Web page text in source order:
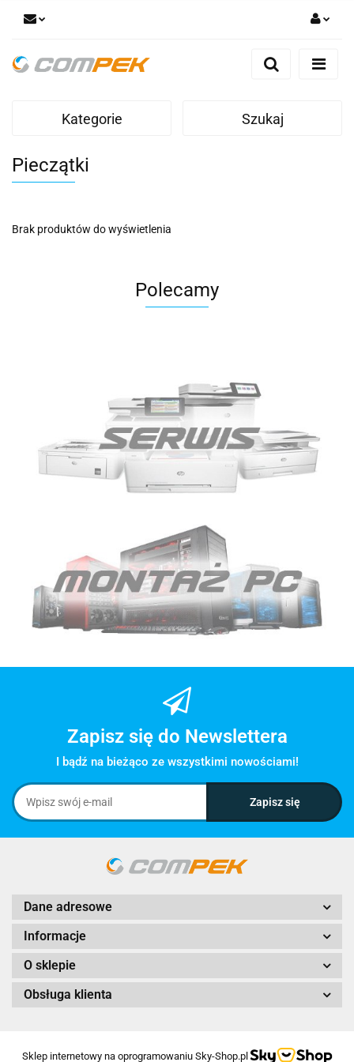
Zaloguj się
Zgody cookies
Kategorie Szukaj
Pieczątki
Brak produktów do wyświetlenia
Polecamy
Zapisz się do Newslettera
I bądź na bieżąco ze wszystkimi nowościami!
Dane adresowe
Informacje
O sklepie
Obsługa klienta
Sklep internetowy na oprogramowaniu Sky-Shop.pl